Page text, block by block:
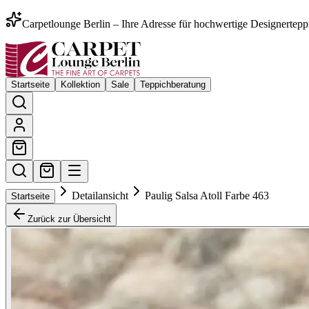
Carpetlounge Berlin – Ihre Adresse für hochwertige
Startseite Kollektion Sale Teppichberatung
Startseite Detailansicht Paulig Salsa Atoll Farbe 463
Zurück zur Übersicht